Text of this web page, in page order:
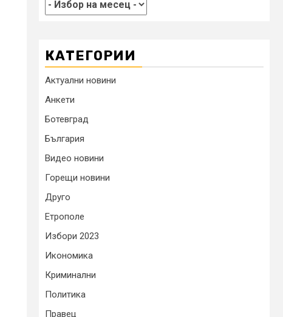
КАТЕГОРИИ
Актуални новини
Анкети
Ботевград
България
Видео новини
Горещи новини
Друго
Етрополе
Избори 2023
Икономика
Криминални
Политика
Правец